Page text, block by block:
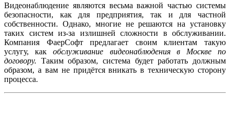
Видеонаблюдение являются весьма важной частью системы
безопасности, как для предприятия, так и для частной
собственности. Однако, многие не решаются на установку
таких систем из-за излишней сложности в обслуживании.
Компания ФаерСофт предлагает своим клиентам такую
услугу, какобслуживание видеонаблюдения в Москве по
договору. Таким образом, система будет работать должным
образом, а вам не придётся вникать в техническую сторону
процесса.